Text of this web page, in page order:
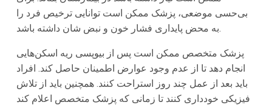
بی‌حسی موضعی، پزشک ممکن است توانایی ترخیص فرد را
به محض پایداری فشار خون و نبض شان داشته باشد.
پزشک متخصص ممکن است پس از بیوپسی ریه اسکن‌هایی
انجام دهد تا از عدم وجود عوارض اطمینان حاصل کند. افراد
باید بعد از عمل چند روز استراحت کنند. همچنین باید از تلاش
فیزیکی خودداری کنند تا زمانی که پزشک متخصص اعلام کند